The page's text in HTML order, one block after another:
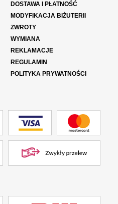
DOSTAWA I PŁATNOŚĆ
MODYFIKACJA BIŻUTERII
ZWROTY
WYMIANA
REKLAMACJE
REGULAMIN
POLITYKA PRYWATNOŚCI